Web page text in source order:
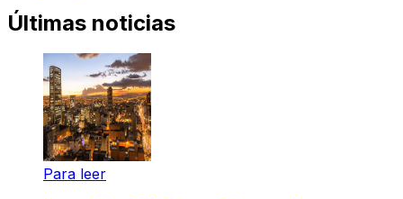
Últimas noticias
Para leer